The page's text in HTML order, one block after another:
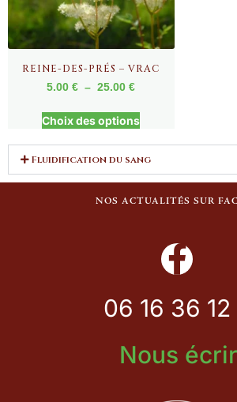
REINE-DES-PRÉS – VRAC
5.00€ – 25.00€
Choix des options
Fluidification du sang
NOS ACTUALITÉS SUR
06 16 36
Nous